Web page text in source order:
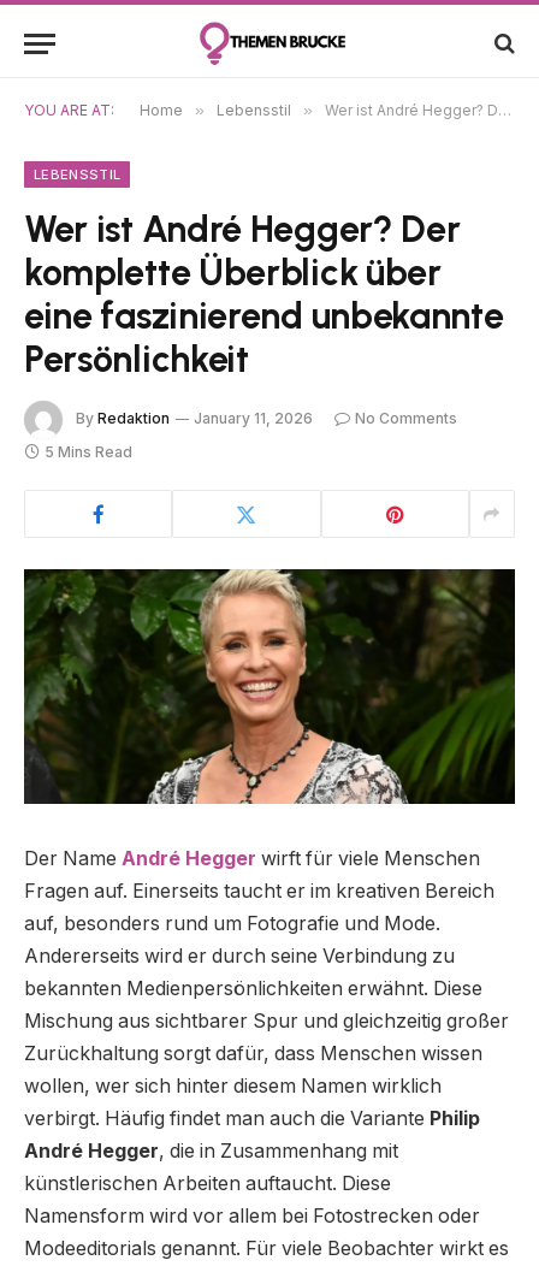
YOU ARE AT: Home » Lebensstil » Wer ist André Hegger? Der komplette Überblick über eine faszinierend unbekannte Persönlichkeit
LEBENSSTIL
Wer ist André Hegger? Der
komplette Überblick über
eine faszinierend unbekannte
Persönlichkeit
By Redaktion January 11, 2026
No Comments
5 Mins Read
Der Name André Hegger wirft für viele Menschen
Fragen auf. Einerseits taucht er im kreativen Bereich
auf, besonders rund um Fotografie und Mode.
Andererseits wird er durch seine Verbindung zu
bekannten Medienpersönlichkeiten erwähnt. Diese
Mischung aus sichtbarer Spur und gleichzeitig großer
Zurückhaltung sorgt dafür, dass Menschen wissen
wollen, wer sich hinter diesem Namen wirklich
verbirgt. Häufig findet man auch die Variante Philip
André Hegger, die in Zusammenhang mit
künstlerischen Arbeiten auftaucht. Diese
Namensform wird vor allem bei Fotostrecken oder
Modeeditorials genannt. Für viele Beobachter wirkt es